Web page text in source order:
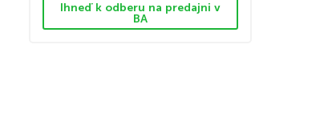
Ihneď k odberu na predajni v
BA